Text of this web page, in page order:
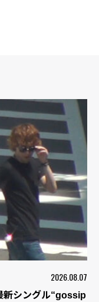
2026.08.07
新シングル“gossip